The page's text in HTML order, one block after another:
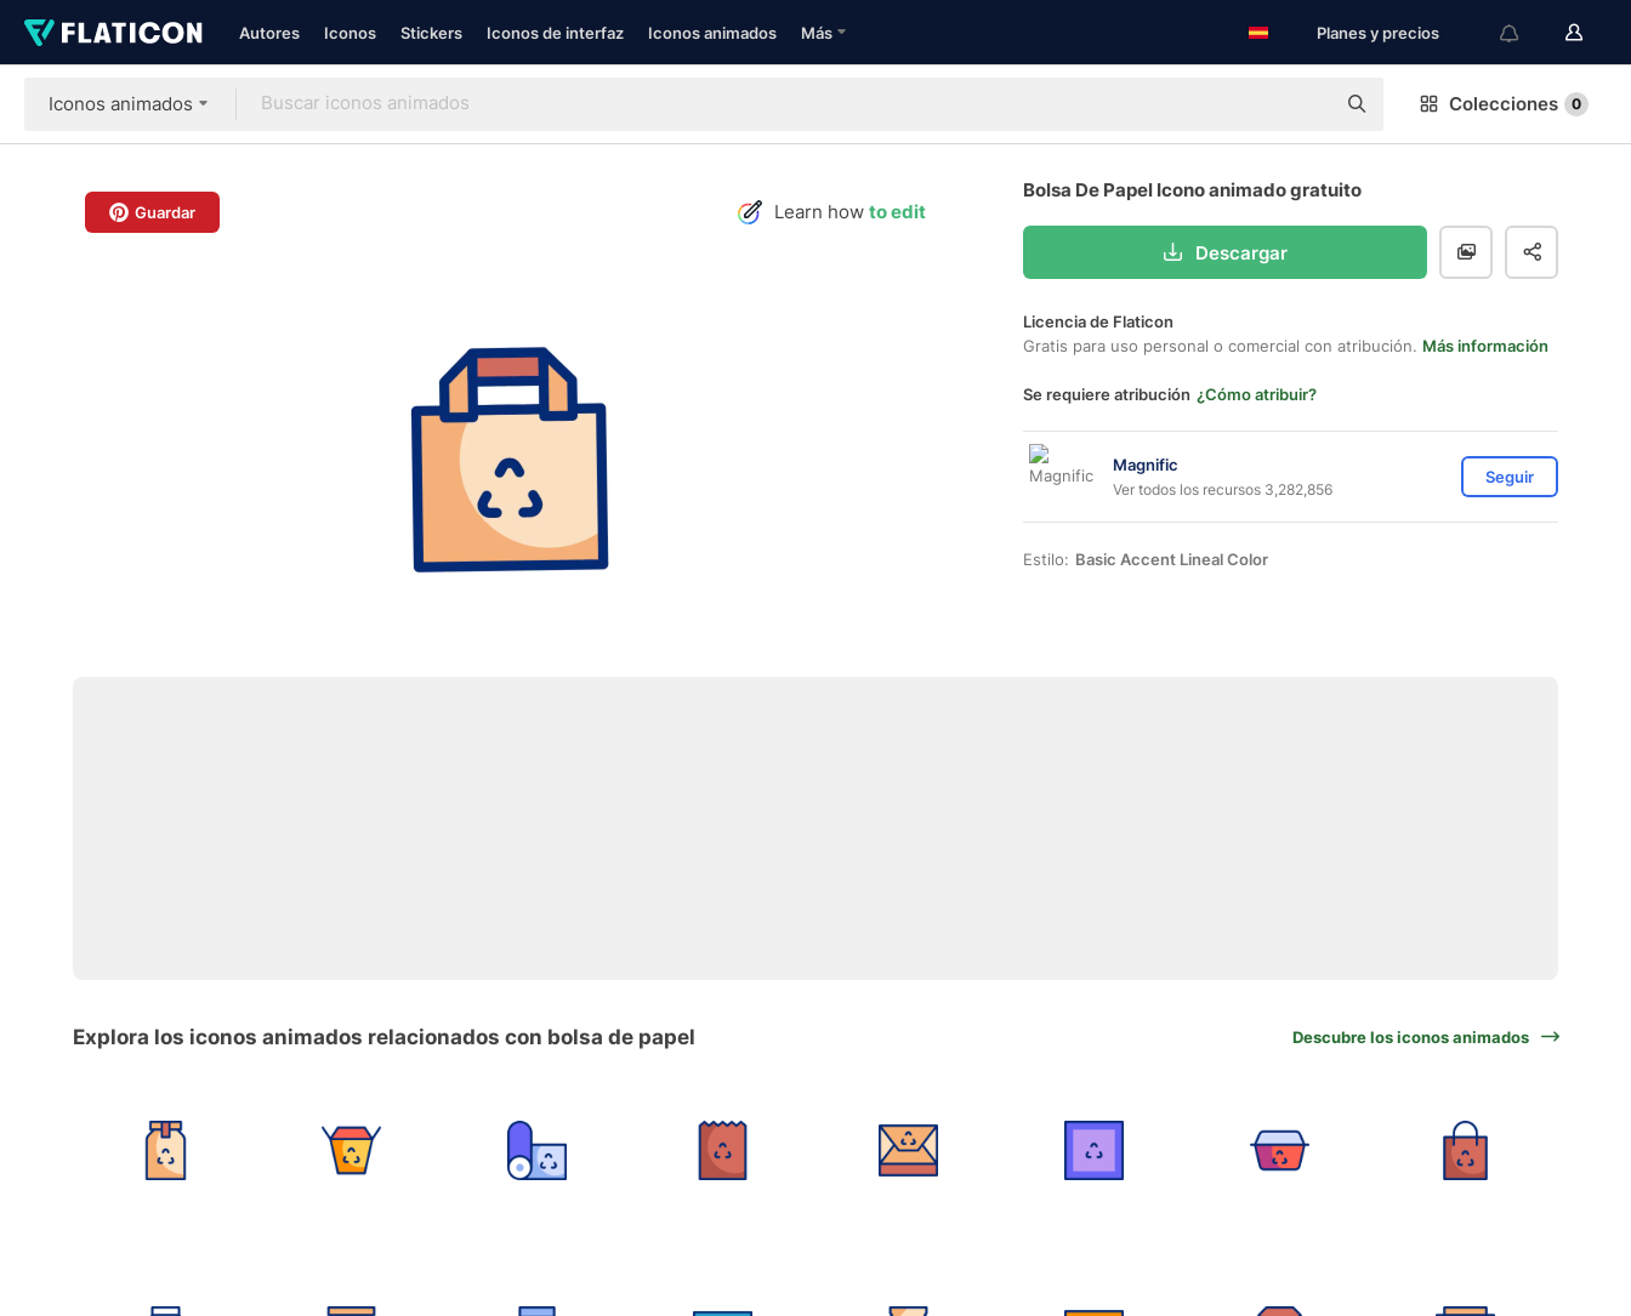
Autores Iconos Stickers Iconos de interfaz Iconos animados Más Planes y precios
Iconos animados Colecciones 0
Guardar Learn how to edit
Bolsa De Papel Icono animado gratuito
Descargar
Licencia de Flaticon
Gratis para uso personal o comercial con atribución. Más información
Se requiere atribución ¿Cómo atribuir?
Magnific
Ver todos los recursos 3,282,856
Seguir
Estilo: Basic Accent Lineal Color
Explora los iconos animados relacionados con bolsa de papel Descubre los iconos animados